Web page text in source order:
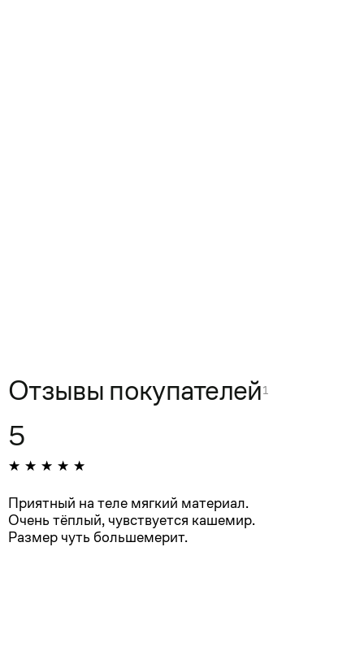
Отзывы покупателей1
5
Приятный на теле мягкий материал.
Очень тёплый, чувствуется кашемир.
Размер чуть большемерит.